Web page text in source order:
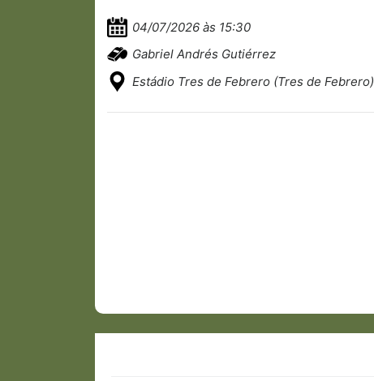
04/07/2026 às 15:30
Gabriel Andrés Gutiérrez
Estádio Tres de Febrero (Tres de Febrero)